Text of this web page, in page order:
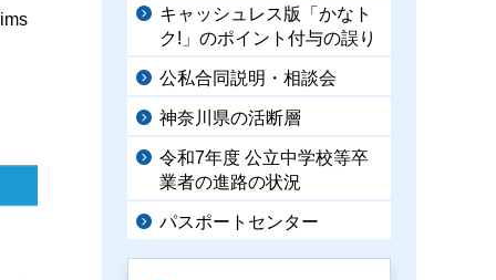
キャッシュレス版「かなト
ク!」のポイント付与の誤り
公私合同説明・相談会
神奈川県の活断層
令和7年度 公立中学校等卒
業者の進路の状況
パスポートセンター